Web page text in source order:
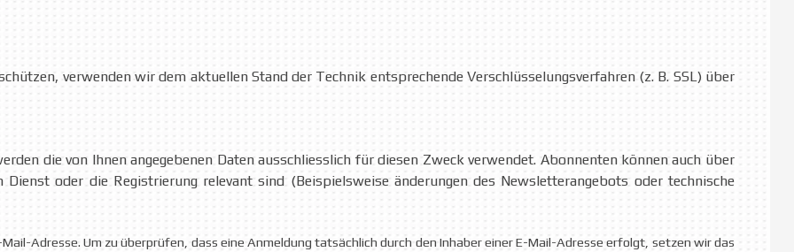
verwenden wir dem aktuellen Stand der Technik entsprechende Verschlüsselungsverfahren (z. B. SSL) über
die von Ihnen angegebenen Daten ausschliesslich für diesen Zweck verwendet. Abonnenten können auch über
oder die Registrierung relevant sind (Beispielsweise änderungen des Newsletterangebots oder technische
Adresse. Um zu überprüfen, dass eine Anmeldung tatsächlich durch den Inhaber einer E-Mail-Adresse erfolgt, setzen wir das